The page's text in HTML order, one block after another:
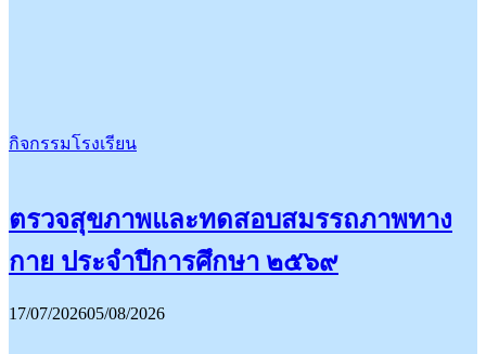
กิจกรรมโรงเรียน
ตรวจสุขภาพและทดสอบสมรรถภาพทาง
กาย ประจำปีการศึกษา ๒๕๖๙
17/07/202605/08/2026